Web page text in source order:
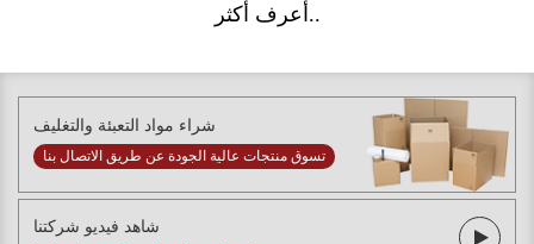
أعرف أكثر..
شراء مواد التعبئة والتغليف
تسوق منتجات عالية الجودة عن طريق الاتصال بنا
شاهد فيديو شركتنا